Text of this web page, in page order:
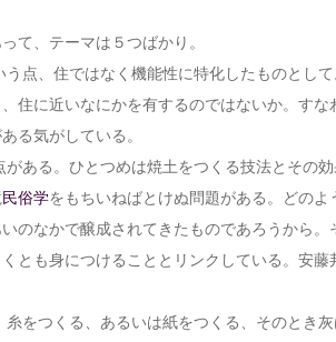
て、テーマは５つばかり。
点、住ではなく機能性に特化したものとし
住に近いなにかを有するのではないか。すな
る気がしている。
ある。ひとつめは焼土をつくる技法とその
民俗学をもちいねばとけぬ問題がある。どのよ
のなかで醸成されてきたものであろうから。
とも身につけることとリンクしている。安藤
をつくる、あるいは紙をつくる、そのとき